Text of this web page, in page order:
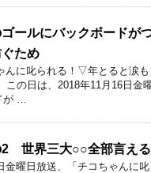
ゴールにバックボード
ため
んに叱られる！▽年とると涙
この日は、2018年11月16日金
が …
世界三大○○全部言え
金曜日放送、「チコちゃんに